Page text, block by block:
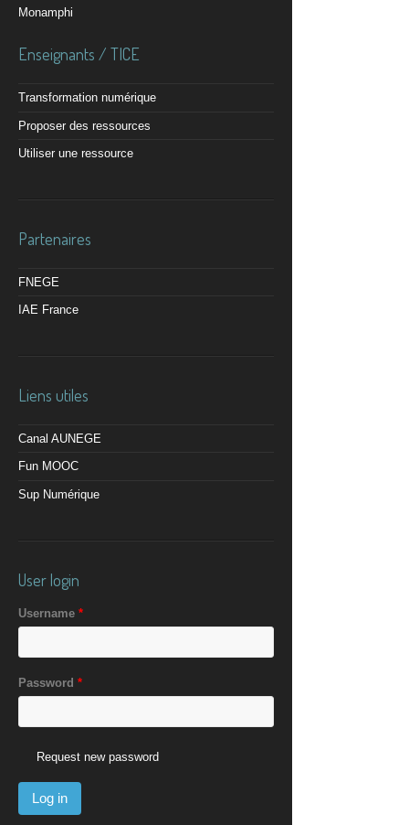
Monamphi
Enseignants / TICE
Transformation numérique
Proposer des ressources
Utiliser une ressource
Partenaires
FNEGE
IAE France
Liens utiles
Canal AUNEGE
Fun MOOC
Sup Numérique
User login
Username *
Password *
Request new password